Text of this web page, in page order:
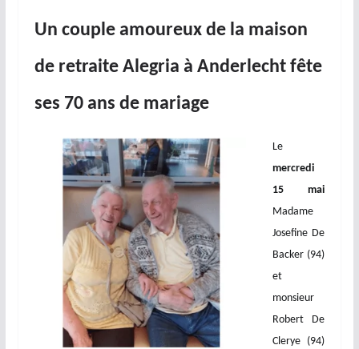
Un couple amoureux de la maison
de retraite Alegria à Anderlecht fête
ses 70 ans de mariage
Le
mercredi
15 mai
Madame
Josefine De
Backer (94)
et
monsieur
Robert De
Clerye (94)